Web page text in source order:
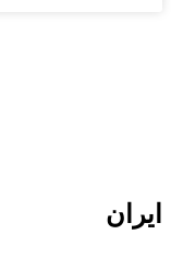
ایران